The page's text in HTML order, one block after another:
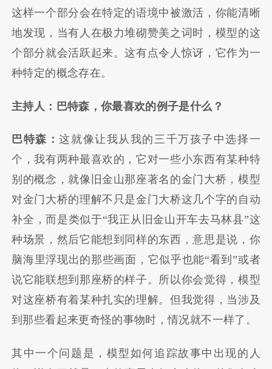
这样一个部分会在特定的语境中被激活，你能清晰
地发现，当有人在极力堆砌赞美之词时，模型的这
个部分就会活跃起来。这有点令人惊讶，它作为一
种特定的概念存在。
主持人：巴特森，你最喜欢的例子是什么？
巴特森：这就像让我从我的三千万孩子中选择一
个，我有两种最喜欢的，它对一些小东西有某种特
别的概念，就像旧金山那座著名的金门大桥，模型
对金门大桥的理解不只是金门大桥这几个字的自动
补全，而是类似于“我正从旧金山开车去马林县”这
种场景，然后它能想到同样的东西，意思是说，你
脑海里浮现出的那些画面，它似乎也能“看到”或者
说它能联想到那座桥的样子。所以你会觉得，模型
对这座桥有着某种扎实的理解。但我觉得，当涉及
到那些看起来更奇怪的事物时，情况就不一样了。
其中一个问题是，模型如何追踪故事中出现的人